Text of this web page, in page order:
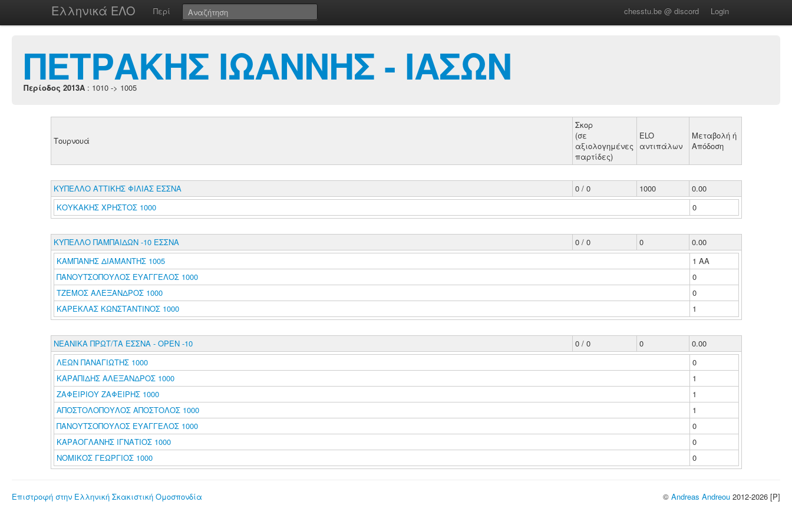
Ελληνικά ΕΛΟ Περί chesstu.be @ discord Login
ΠΕΤΡΑΚΗΣ ΙΩΑΝΝΗΣ - ΙΑΣΩΝ
Περίοδος 2013A : 1010 -> 1005
Τουρνουά
Σκορ
(σε
αξιολογημένες
παρτίδες)
ELO
αντιπάλων
Μεταβολή ή
Απόδοση
ΚΥΠΕΛΛΟ ΑΤΤΙΚΗΣ ΦΙΛΙΑΣ ΕΣΣΝΑ 0 / 0 1000
0.00
ΚΟΥΚΑΚΗΣ ΧΡΗΣΤΟΣ 1000
0
ΚΥΠΕΛΛΟ ΠΑΜΠΑΙΔΩΝ -10 ΕΣΣΝΑ 0 / 0 0
0.00
ΚΑΜΠΑΝΗΣ ΔΙΑΜΑΝΤΗΣ 1005
1 ΑΑ
ΠΑΝΟΥΤΣΟΠΟΥΛΟΣ ΕΥΑΓΓΕΛΟΣ 1000
0
ΤΖΕΜΟΣ ΑΛΕΞΑΝΔΡΟΣ 1000
0
ΚΑΡΕΚΛΑΣ ΚΩΝΣΤΑΝΤΙΝΟΣ 1000
1
ΝΕΑΝΙΚΑ ΠΡΩΤ/ΤΑ ΕΣΣΝΑ - ΟΡΕΝ -10 0 / 0 0
0.00
ΛΕΩΝ ΠΑΝΑΓΙΩΤΗΣ 1000
0
ΚΑΡΑΠΙΔΗΣ ΑΛΕΞΑΝΔΡΟΣ 1000
1
ΖΑΦΕΙΡΙΟΥ ΖΑΦΕΙΡΗΣ 1000
1
ΑΠΟΣΤΟΛΟΠΟΥΛΟΣ ΑΠΟΣΤΟΛΟΣ 1000
1
ΠΑΝΟΥΤΣΟΠΟΥΛΟΣ ΕΥΑΓΓΕΛΟΣ 1000
0
ΚΑΡΑΟΓΛΑΝΗΣ ΙΓΝΑΤΙΟΣ 1000
0
ΝΟΜΙΚΟΣ ΓΕΩΡΓΙΟΣ 1000
0
Επιστροφή στην Ελληνική Σκακιστική Ομοσπονδία © Andreas Andreou 2012-2026 [P]